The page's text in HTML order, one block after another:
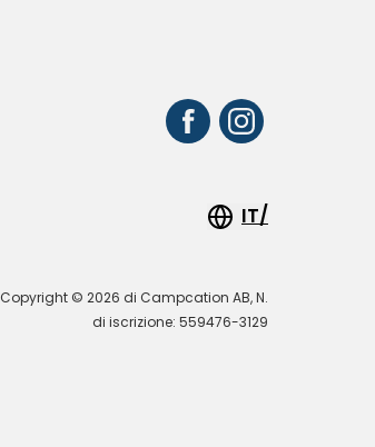
IT/
Copyright © 2026 di Campcation AB, N.
di iscrizione: 559476-3129